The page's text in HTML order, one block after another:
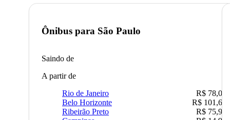
Ônibus para São Paulo
Saindo de
A partir de
Rio de Janeiro
R$ 78,02
Belo Horizonte
R$ 101,67
Ribeirão Preto
R$ 75,90